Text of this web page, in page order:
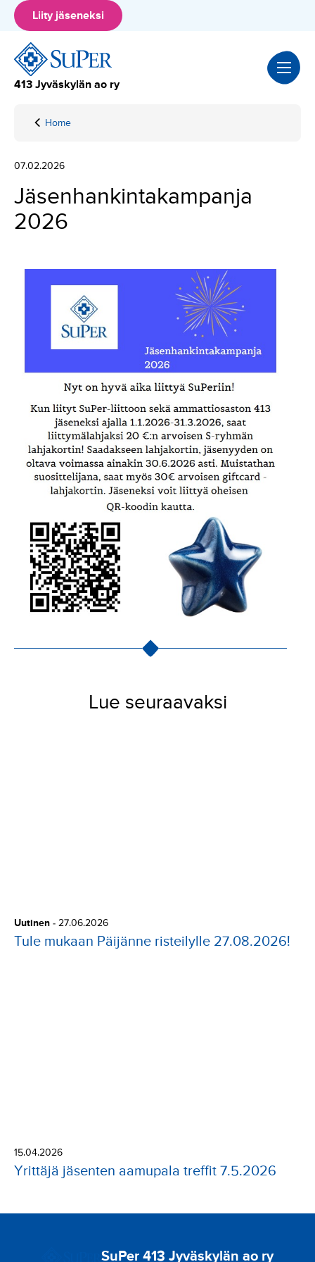
Hyppää
sisältöön
Liity jäseneksi
413 Jyväskylän ao ry
Home
Jäsenhankintakampanja
07.02.2026
Jäsenhankintakampanja
2026
Lue seuraavaksi
Uutinen - 27.06.2026
Tule mukaan Päijänne risteilylle 27.08.2026!
15.04.2026
Yrittäjä jäsenten aamupala treffit 7.5.2026
SuPer 413 Jyväskylän ao ry